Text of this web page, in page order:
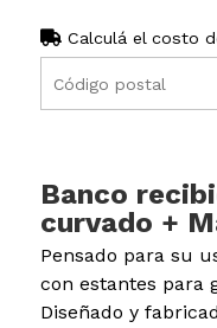
Calculá el costo
Banco
curvado +
Pensado para su
con estantes para
Diseñado y